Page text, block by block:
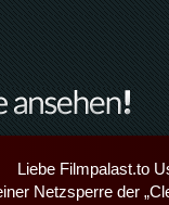
Liebe Filmpalast.to
Netzsperre der